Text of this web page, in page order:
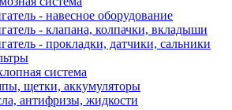
- навесное оборудование
- клапана, колпачки, вкладыши
- прокладки, датчики, сальники
система
щетки, аккумуляторы
антифризы, жидкости